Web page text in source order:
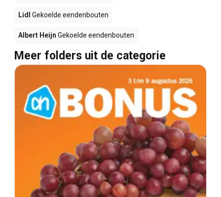
Lidl Gekoelde eendenbouten
Albert Heijn Gekoelde eendenbouten
Meer folders uit de categorie